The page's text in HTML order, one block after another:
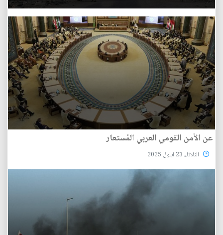
عن الأمن القومي العربي المُستعار
الثلاثاء 23 ايلول 2025